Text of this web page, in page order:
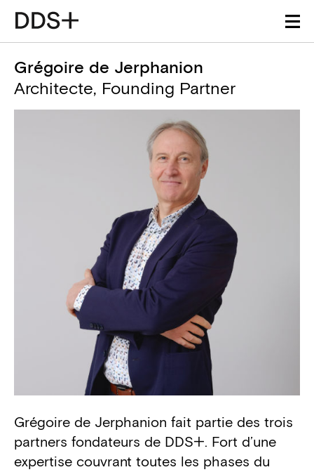
Grégoire de Jerphanion
Architecte, Founding Partner
Biography
Grégoire de Jerphanion fait partie des trois
partners fondateurs de DDS+. Fort d’une
expertise couvrant toutes les phases du